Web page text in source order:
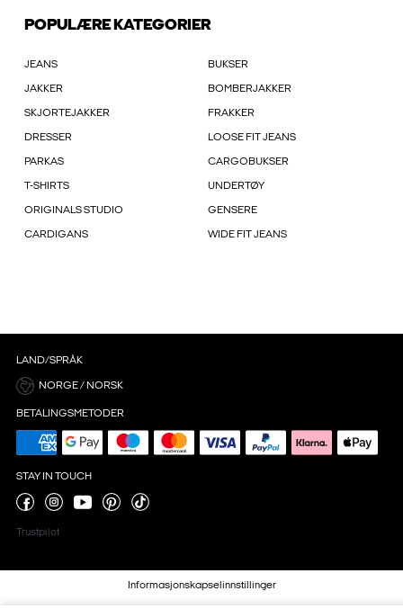
POPULÆRE KATEGORIER
JEANS BUKSER
JAKKER BOMBERJAKKER
SKJORTEJAKKER FRAKKER
DRESSER LOOSE FIT JEANS
PARKAS CARGOBUKSER
T-SHIRTS UNDERTØY
ORIGINALS STUDIO GENSERE
CARDIGANS WIDE FIT JEANS
LAND/SPRÅK
NORGE / NORSK
BETALINGSMETODER
STAY IN TOUCH
Trustpilot
Informasjonskapselinnstillinger